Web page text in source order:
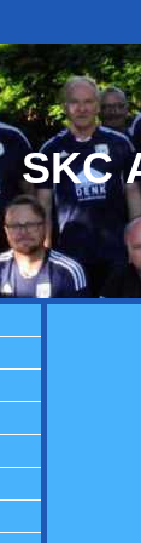
SKC